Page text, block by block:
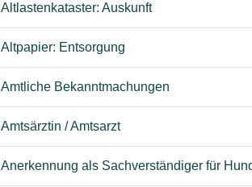
Altlastenkataster: Auskunft
Altpapier: Entsorgung
Amtliche Bekanntmachungen
Amtsärztin / Amtsarzt
Anerkennung als Sachverständiger für